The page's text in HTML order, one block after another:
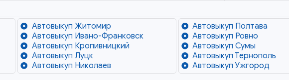
Автовыкуп Житомир
Автовыкуп Ивано-Франковск
Автовыкуп Кропивницкий
Автовыкуп Луцк
Автовыкуп Николаев
Автовыкуп Полтава
Автовыкуп Ровно
Автовыкуп Сумы
Автовыкуп Тернополь
Автовыкуп Ужгород